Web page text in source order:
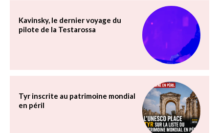
Kavinsky, le dernier voyage du
pilote de la Testarossa
Tyr inscrite au patrimoine mondial
en péril